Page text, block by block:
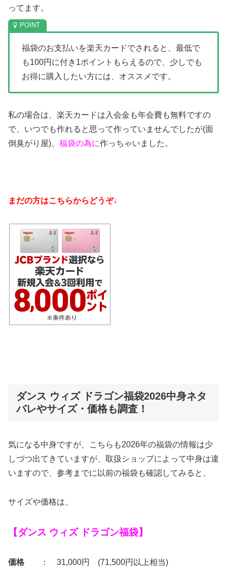
ってます。
福袋のお支払いを楽天カードでされると、最低で
も100円に付き1ポイントもらえるので、少しでも
お得に購入したい方には、オススメです。
私の場合は、楽天カードは入会金も年会費も無料ですの
で、いつでも作れると思って作っていませんでしたが(面
倒臭がり屋)、 福袋の為に作っちゃいました。
まだの方はこちらからどうぞ↓
ダンス ウィズ ドラゴン福袋2026中身ネタ
バレやサイズ・価格も調査！
気になる中身ですが、こちらも2026年の福袋の情報は少
しづつ出てきていますが、取扱ショップによって中身は違
いますので、参考までに以前の福袋も確認してみると、
サイズや価格は、
【ダンス ウィズ ドラゴン福袋】
価格 ： 31,000円 (71,500円以上相当)